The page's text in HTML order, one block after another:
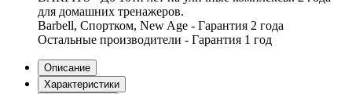
для домашних тренажеров.
Barbell, Спортком, New Age - Гарантия 2 года
Остальные производители - Гарантия 1 год
Описание
Характеристики